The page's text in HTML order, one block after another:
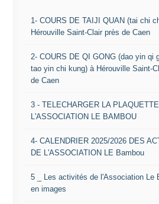
1- COURS DE TAIJI QUAN (tai chi
Hérouville Saint-Clair près de Caen
2- COURS DE QI GONG (dao yin qi
tao yin chi kung) à Hérouville Saint-
de Caen
3 - TELECHARGER LA
L'ASSOCIATION LE BAMBOU
4- CALENDRIER 2025/2026 DES
DE L'ASSOCIATION LE Bambou
5 _ Les activités de l'Association Le
en images